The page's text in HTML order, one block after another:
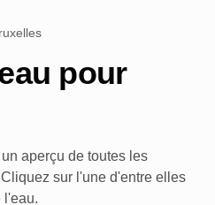
pour
aperçu de toutes les
sur l'une d'entre elles
l'eau.